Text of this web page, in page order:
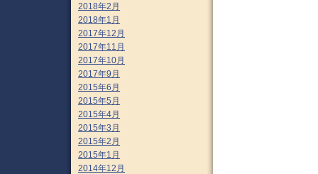
2018年2月
2018年1月
2017年12月
2017年11月
2017年10月
2017年9月
2015年6月
2015年5月
2015年4月
2015年3月
2015年2月
2015年1月
2014年12月